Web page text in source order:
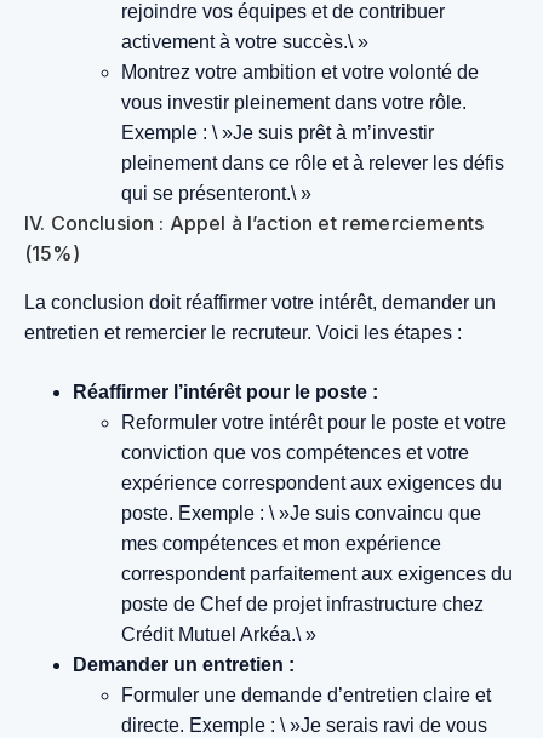
rejoindre vos équipes et de contribuer
activement à votre succès.\ »
Montrez votre ambition et votre volonté de
vous investir pleinement dans votre rôle.
Exemple : \ »Je suis prêt à m’investir
pleinement dans ce rôle et à relever les défis
qui se présenteront.\ »
IV. Conclusion : Appel à l’action et remerciements
(15%)
La conclusion doit réaffirmer votre intérêt, demander un
entretien et remercier le recruteur. Voici les étapes :
Réaffirmer l’intérêt pour le poste :
Reformuler votre intérêt pour le poste et votre
conviction que vos compétences et votre
expérience correspondent aux exigences du
poste. Exemple : \ »Je suis convaincu que
mes compétences et mon expérience
correspondent parfaitement aux exigences du
poste de Chef de projet infrastructure chez
Crédit Mutuel Arkéa.\ »
Demander un entretien :
Formuler une demande d’entretien claire et
directe. Exemple : \ »Je serais ravi de vous